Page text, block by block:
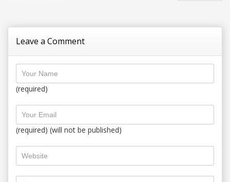
Leave a Comment
(required)
(required) (will not be published)